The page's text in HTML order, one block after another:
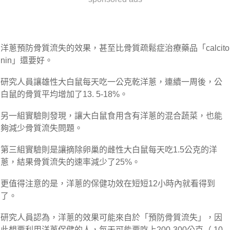
洋蔥預防骨質流失的效果，甚至比骨質疏鬆症治療藥品「calcito
nin」還要好。
研究人員讓雄性大白鼠每天吃一公克乾洋蔥，連續一周後，公
白鼠的骨質平均增加了13. 5-18%。
另一組實驗則發現，讓大白鼠食用含有洋蔥的混合蔬菜，也能
夠減少骨質流失問題。
第三組實驗則是讓摘除卵巢的雌性大白鼠每天吃1.5公克的洋
蔥，結果骨質流失的速率減少了25%。
更值得注意的是，洋蔥的保健功效在短短12小時內就看得到
了。
研究人員認為，洋蔥的效果可能來自於「預防骨質流失」，因